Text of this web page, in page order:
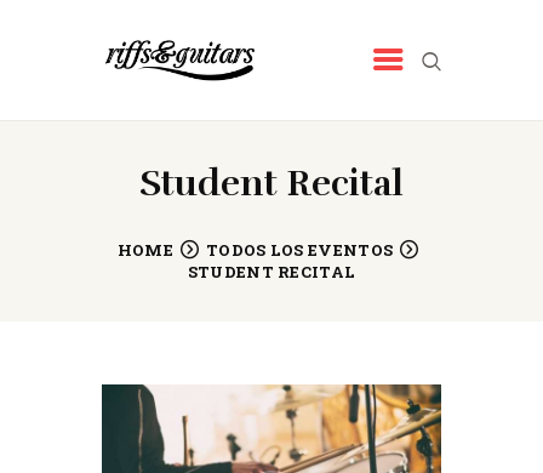
Student Recital
HOME
TODOS LOS EVENTOS
STUDENT RECITAL
RIFFS&GUITARS
INICIO
NUESTROS PRODUCTOS